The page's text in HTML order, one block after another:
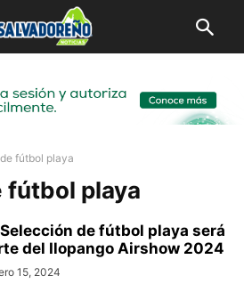
fútbol playa
fútbol playa
de fútbol playa será
del Ilopango Airshow 2024
15, 2024